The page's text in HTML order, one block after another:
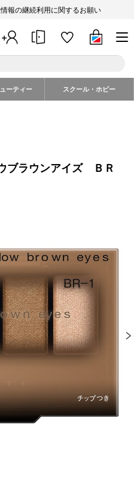
報の継続利用に関するお願い
ーティー スクール・ホビー
ラウンアイズ ＢＲ